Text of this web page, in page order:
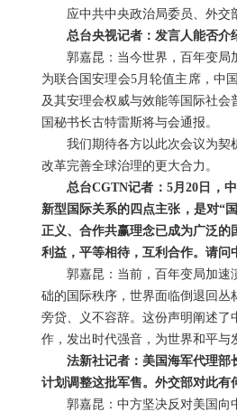
应中共中央政治局委员、外交
总台央视记者：发言人能否介
郭嘉昆：当今世界，百年变
为联合国安理会5月轮值主席，中
及其安理会权威与效能等国际社
国秘书长古特雷斯将与会通报。
我们期待各方以此次会议为
改革完善全球治理的更大合力。
总台CGTN记者：5月20日，
新型国际关系的四点主张，是对“
正义、合作共赢理念已成为广泛
利益，平等相待，互利合作。请问
郭嘉昆：当前，百年变局加
础的国际秩序，世界面临倒退回
旁贷、义不容辞。这份声明阐述
作，发出时代强音，为世界和平与
法新社记者：美国海军代理
计划调整这批军售。外交部对此有
郭嘉昆：中方坚决反对美国向